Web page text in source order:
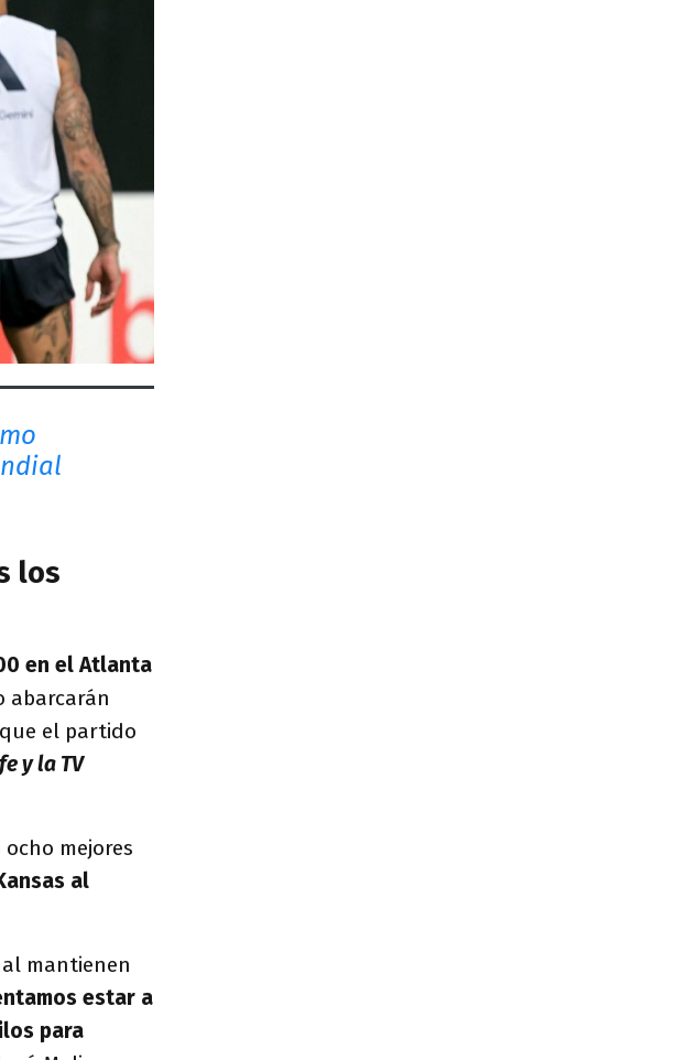
los
en el Atlanta
abarcarán
el partido
y la TV
mejores
al
mantienen
estar a
para